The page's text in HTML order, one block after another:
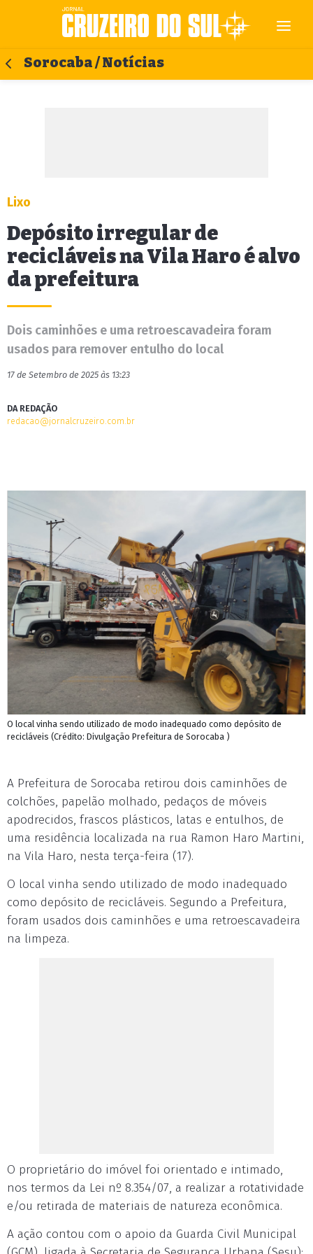
Sorocaba / Notícias
Lixo
Depósito irregular de
recicláveis na Vila Haro é alvo
da prefeitura
Dois caminhões e uma retroescavadeira foram
usados para remover entulho do local
17 de Setembro de 2025 às 13:23
DA REDAÇÃO
redacao@jornalcruzeiro.com.br
O local vinha sendo utilizado de modo inadequado como depósito de
recicláveis (Crédito: Divulgação Prefeitura de Sorocaba )
A Prefeitura de Sorocaba retirou dois caminhões de
colchões, papelão molhado, pedaços de móveis
apodrecidos, frascos plásticos, latas e entulhos, de
uma residência localizada na rua Ramon Haro Martini,
na Vila Haro, nesta terça-feira (17).
O local vinha sendo utilizado de modo inadequado
como depósito de recicláveis. Segundo a Prefeitura,
foram usados dois caminhões e uma retroescavadeira
na limpeza.
O proprietário do imóvel foi orientado e intimado,
nos termos da Lei nº 8.354/07, a realizar a rotatividade
e/ou retirada de materiais de natureza econômica.
A ação contou com o apoio da Guarda Civil Municipal